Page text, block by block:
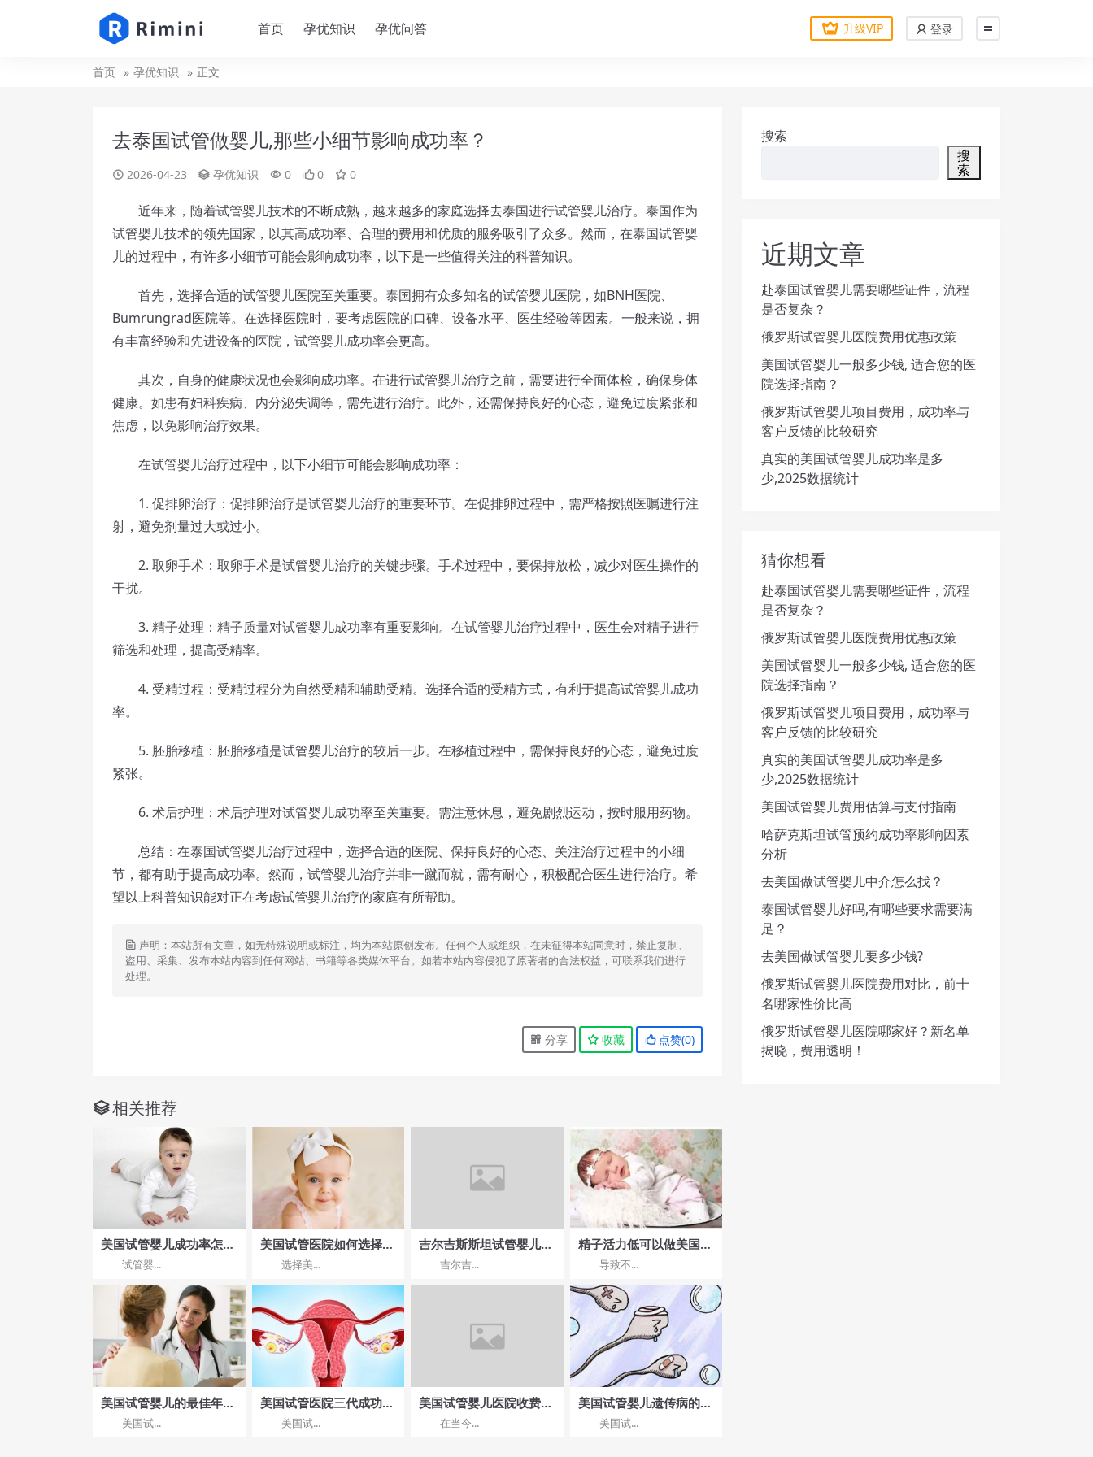
首页 孕优知识 孕优问答 升级VIP 登录
首页 孕优知识 正文
去泰国试管做婴儿,那些小细节影响成功率？
2026-04-23 孕优知识 0 0 0
近年来，随着试管婴儿技术的不断成熟，越来越多的家庭选择去泰国进行试管婴儿治疗。泰国作为
试管婴儿技术的领先国家，以其高成功率、合理的费用和优质的服务吸引了众多。然而，在泰国试管婴
儿的过程中，有许多小细节可能会影响成功率，以下是一些值得关注的科普知识。
首先，选择合适的试管婴儿医院至关重要。泰国拥有众多知名的试管婴儿医院，如BNH医院、
Bumrungrad医院等。在选择医院时，要考虑医院的口碑、设备水平、医生经验等因素。一般来说，拥
有丰富经验和先进设备的医院，试管婴儿成功率会更高。
其次，自身的健康状况也会影响成功率。在进行试管婴儿治疗之前，需要进行全面体检，确保身体
健康。如患有妇科疾病、内分泌失调等，需先进行治疗。此外，还需保持良好的心态，避免过度紧张和
焦虑，以免影响治疗效果。
在试管婴儿治疗过程中，以下小细节可能会影响成功率：
1. 促排卵治疗：促排卵治疗是试管婴儿治疗的重要环节。在促排卵过程中，需严格按照医嘱进行注
射，避免剂量过大或过小。
2. 取卵手术：取卵手术是试管婴儿治疗的关键步骤。手术过程中，要保持放松，减少对医生操作的
干扰。
3. 精子处理：精子质量对试管婴儿成功率有重要影响。在试管婴儿治疗过程中，医生会对精子进行
筛选和处理，提高受精率。
4. 受精过程：受精过程分为自然受精和辅助受精。选择合适的受精方式，有利于提高试管婴儿成功
率。
5. 胚胎移植：胚胎移植是试管婴儿治疗的较后一步。在移植过程中，需保持良好的心态，避免过度
紧张。
6. 术后护理：术后护理对试管婴儿成功率至关重要。需注意休息，避免剧烈运动，按时服用药物。
总结：在泰国试管婴儿治疗过程中，选择合适的医院、保持良好的心态、关注治疗过程中的小细
节，都有助于提高成功率。然而，试管婴儿治疗并非一蹴而就，需有耐心，积极配合医生进行治疗。希
望以上科普知识能对正在考虑试管婴儿治疗的家庭有所帮助。
声明：本站所有文章，如无特殊说明或标注，均为本站原创发布。任何个人或组织，在未征得本站同意时，禁止复制、
盗用、采集、发布本站内容到任何网站、书籍等各类媒体平台。如若本站内容侵犯了原著者的合法权益，可联系我们进行
处理。
分享 收藏 点赞(0)
相关推荐
美国试管婴儿成功率怎么
试管婴...
美国试管医院如何选择?
有哪些流程?
选择美...
吉尔吉斯斯坦试管婴儿费
用透明度分析：经济实惠
的选择提供哪些保障？
吉尔吉...
精子活力低可以做美国试
管婴儿吗？
导致不...
美国试管婴儿的最佳年龄
是多少
美国试...
美国试管医院三代成功
率，美国试管医院三代成
功率多少
美国试...
美国试管婴儿医院收费流
在当今...
美国试管婴儿遗传病的避
美国试...
搜索
搜
索
近期文章
赴泰国试管婴儿需要哪些证件，流程
是否复杂？
俄罗斯试管婴儿医院费用优惠政策
美国试管婴儿一般多少钱, 适合您的医
院选择指南？
俄罗斯试管婴儿项目费用，成功率与
客户反馈的比较研究
真实的美国试管婴儿成功率是多
少,2025数据统计
猜你想看
赴泰国试管婴儿需要哪些证件，流程
是否复杂？
俄罗斯试管婴儿医院费用优惠政策
美国试管婴儿一般多少钱, 适合您的医
院选择指南？
俄罗斯试管婴儿项目费用，成功率与
客户反馈的比较研究
真实的美国试管婴儿成功率是多
少,2025数据统计
美国试管婴儿费用估算与支付指南
哈萨克斯坦试管预约成功率影响因素
分析
去美国做试管婴儿中介怎么找？
泰国试管婴儿好吗,有哪些要求需要满
足？
去美国做试管婴儿要多少钱?
俄罗斯试管婴儿医院费用对比，前十
名哪家性价比高
俄罗斯试管婴儿医院哪家好？新名单
揭晓，费用透明！